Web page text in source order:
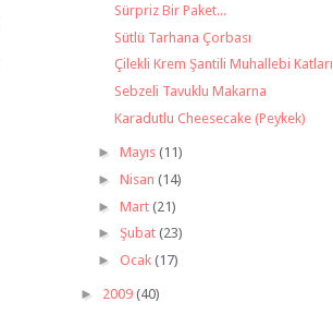
Sürpriz Bir Paket...
Sütlü Tarhana Çorbası
Çilekli Krem Şantili Muhallebi Katları
Sebzeli Tavuklu Makarna
Karadutlu Cheesecake (Peykek)
► Mayıs (11)
► Nisan (14)
► Mart (21)
► Şubat (23)
► Ocak (17)
► 2009 (40)